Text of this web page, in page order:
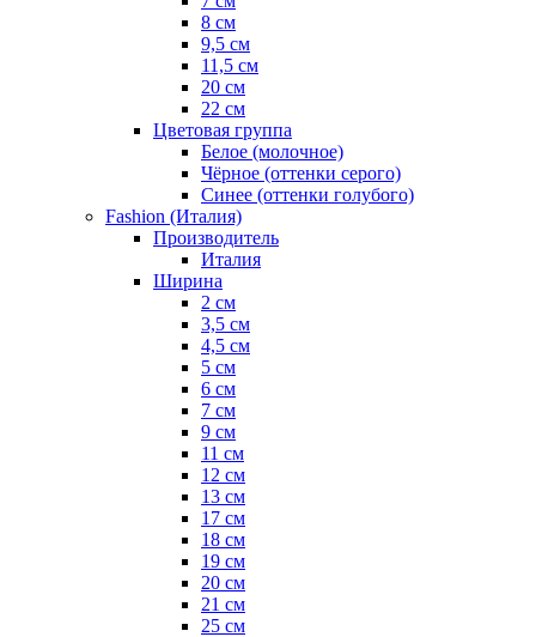
8 см
9,5 см
11,5 см
20 см
22 см
Цветовая группа
Белое (молочное)
Чёрное (оттенки серого)
Синее (оттенки голубого)
Fashion (Италия)
Производитель
Италия
Ширина
2 см
3,5 см
4,5 см
5 см
6 см
7 см
9 см
11 см
12 см
13 см
17 см
18 см
19 см
20 см
21 см
25 см